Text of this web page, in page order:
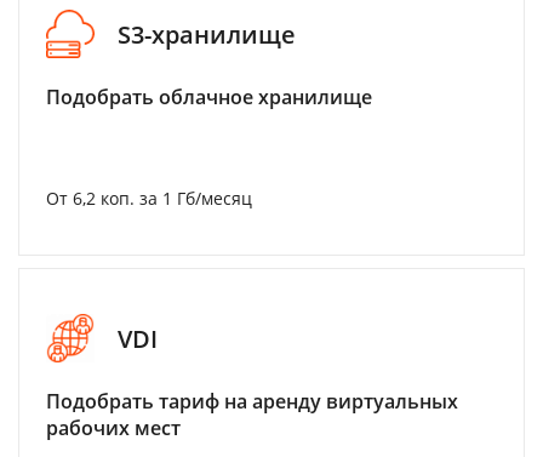
S3-хранилище
Подобрать облачное хранилище
От 6,2 коп. за 1 Гб/месяц
VDI
Подобрать тариф на аренду виртуальных
рабочих мест